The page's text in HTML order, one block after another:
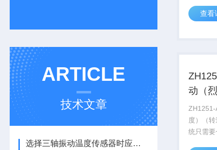
ARTICLE
技术文章
选择三轴振动温度传感器时应注意的细节
化机壳
小、质
查看
动（
变送器
度）（
统只需